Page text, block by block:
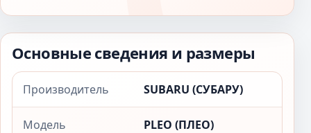
Основные сведения и размеры
Производитель SUBARU (СУБАРУ)
Модель PLEO (ПЛЕО)